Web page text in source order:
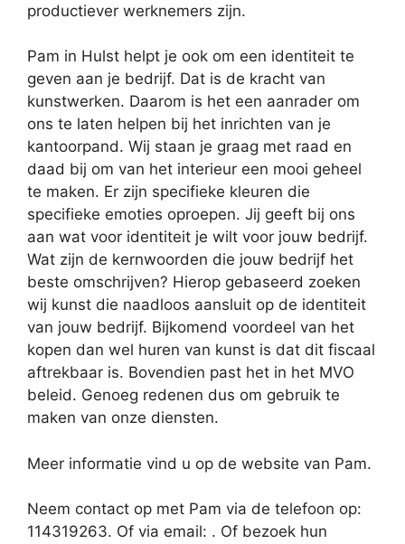
productiever werknemers zijn.
Pam in Hulst helpt je ook om een identiteit te
geven aan je bedrijf. Dat is de kracht van
kunstwerken. Daarom is het een aanrader om
ons te laten helpen bij het inrichten van je
kantoorpand. Wij staan je graag met raad en
daad bij om van het interieur een mooi geheel
te maken. Er zijn specifieke kleuren die
specifieke emoties oproepen. Jij geeft bij ons
aan wat voor identiteit je wilt voor jouw bedrijf.
Wat zijn de kernwoorden die jouw bedrijf het
beste omschrijven? Hierop gebaseerd zoeken
wij kunst die naadloos aansluit op de identiteit
van jouw bedrijf. Bijkomend voordeel van het
kopen dan wel huren van kunst is dat dit fiscaal
aftrekbaar is. Bovendien past het in het MVO
beleid. Genoeg redenen dus om gebruik te
maken van onze diensten.
Meer informatie vind u op de website van Pam.
Neem contact op met Pam via de telefoon op:
114319263. Of via email: . Of bezoek hun